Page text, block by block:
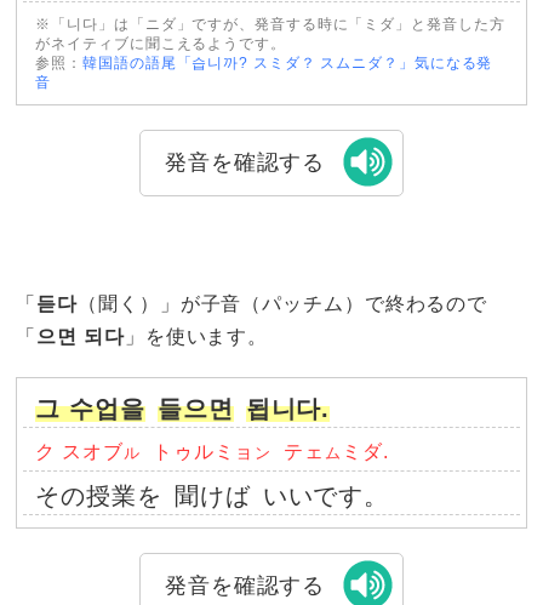
※「니다」は「ニダ」ですが、発音する時に「ミダ」と発音した方
がネイティブに聞こえるようです。
参照：韓国語の語尾「습니까? スミダ？ スムニダ？」気になる発
音
発音を確認する
「 듣다 （聞く）」が子音（パッチム）で終わるので
「 으면 되다」を使います。
그 수업을 들으면 됩니다.
ク スオブ ル トゥルミョ ン テェ ム ミダ.
その授業を 聞けば いいです。
発音を確認する